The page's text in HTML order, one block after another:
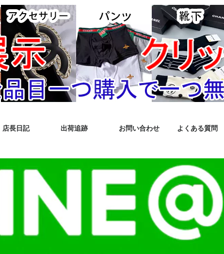
店長日記 出荷追跡 お問い合わせ よくある質問